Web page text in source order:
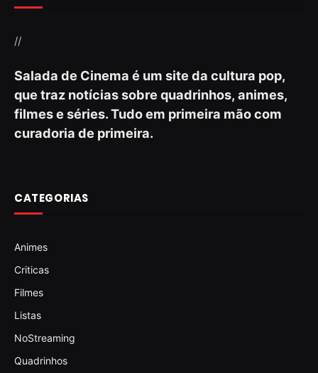
//
Salada de Cinema é um site da cultura pop,
que traz notícias sobre quadrinhos, animes,
filmes e séries. Tudo em primeira mão com
curadoria de primeira.
CATEGORIAS
Animes
Criticas
Filmes
Listas
NoStreaming
Quadrinhos